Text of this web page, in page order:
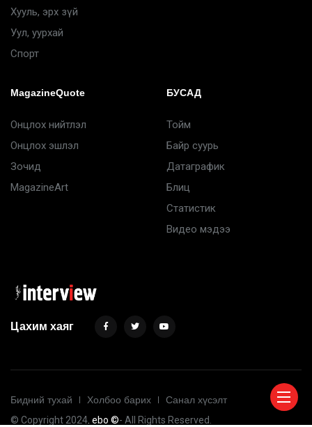
Хууль, эрх зүй
Уул, уурхай
Спорт
MagazineQuote
Онцлох нийтлэл
Онцлох эшлэл
Зочид
MagazineArt
БУСАД
Тойм
Байр суурь
Датаграфик
Блиц
Статистик
Видео мэдээ
Цахим хаяг
Бидний тухай Холбоо барих
Санал хүсэлт
© Copyright 2024 . ebo ©- All Rights Reserved.